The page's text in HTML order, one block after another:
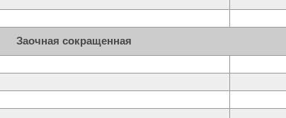
Заочная сокращенная